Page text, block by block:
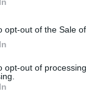
opt-out of the Sale
opt-out of